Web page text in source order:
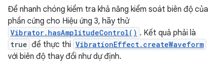
Để nhanh chóng kiểm tra khả năng kiểm soát biên độ của
phần cứng cho Hiệu ứng 3, hãy thử
Vibrator.hasAmplitudeControl() . Kết quả phải là
true để thực thi VibrationEffect.createWaveform
với biên độ thay đổi như dự định.